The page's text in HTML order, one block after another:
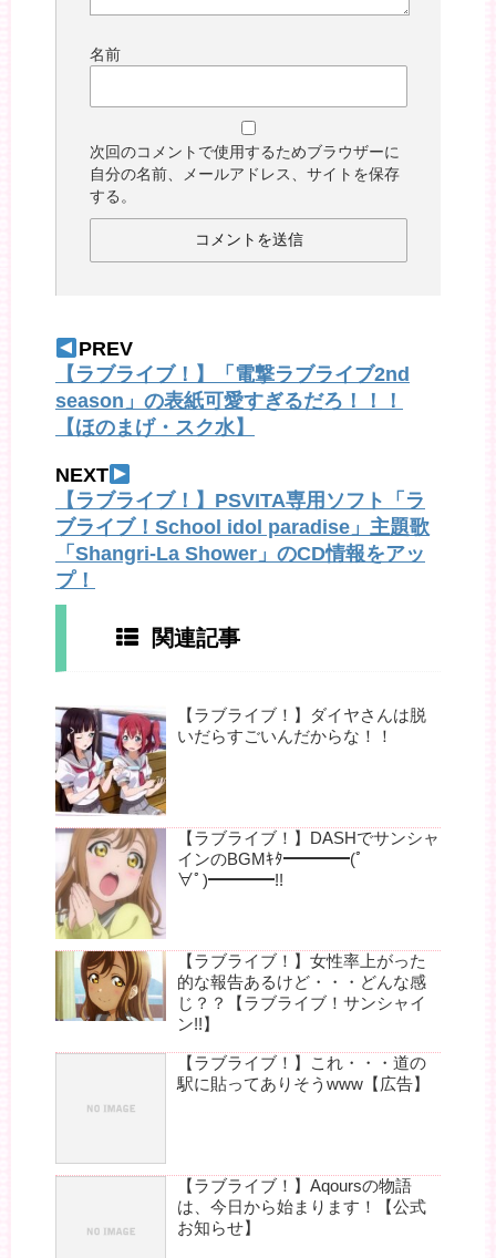
名前
次回のコメントで使用するためブラウザーに
自分の名前、メールアドレス、サイトを保存
する。
PREV
【ラブライブ！】「電撃ラブライブ2nd
season」の表紙可愛すぎるだろ！！！
【ほのまげ・スク水】
NEXT
【ラブライブ！】PSVITA専用ソフト「ラ
ブライブ！School idol paradise」主題歌
「Shangri-La Shower」のCD情報をアッ
プ！
関連記事
【ラブライブ！】ダイヤさんは脱
いだらすごいんだからな！！
【ラブライブ！】DASHでサンシャ
インのBGMｷﾀ━━━━(ﾟ
∀ﾟ)━━━━!!
【ラブライブ！】女性率上がった
的な報告あるけど・・・どんな感
じ？？【ラブライブ！サンシャイ
ン!!】
【ラブライブ！】これ・・・道の
駅に貼ってありそうwww【広告】
【ラブライブ！】Aqoursの物語
は、今日から始まります！【公式
お知らせ】